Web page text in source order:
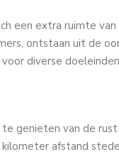
een extra ruimte
ontstaan ​​uit de
diverse
genieten van de rust
afstand